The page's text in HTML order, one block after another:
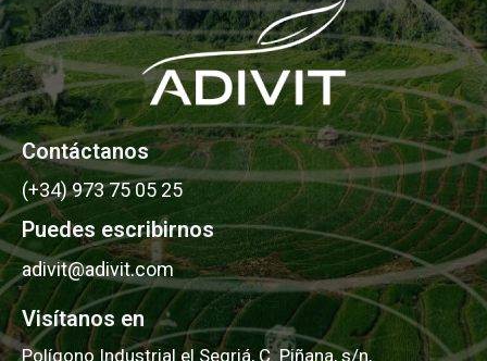
Contáctanos
(+34) 973 75 05 25
Puedes escribirnos
adivit@adivit.com
Visítanos en
Polígono Industrial el Segriá, C. Piñana, s/n,